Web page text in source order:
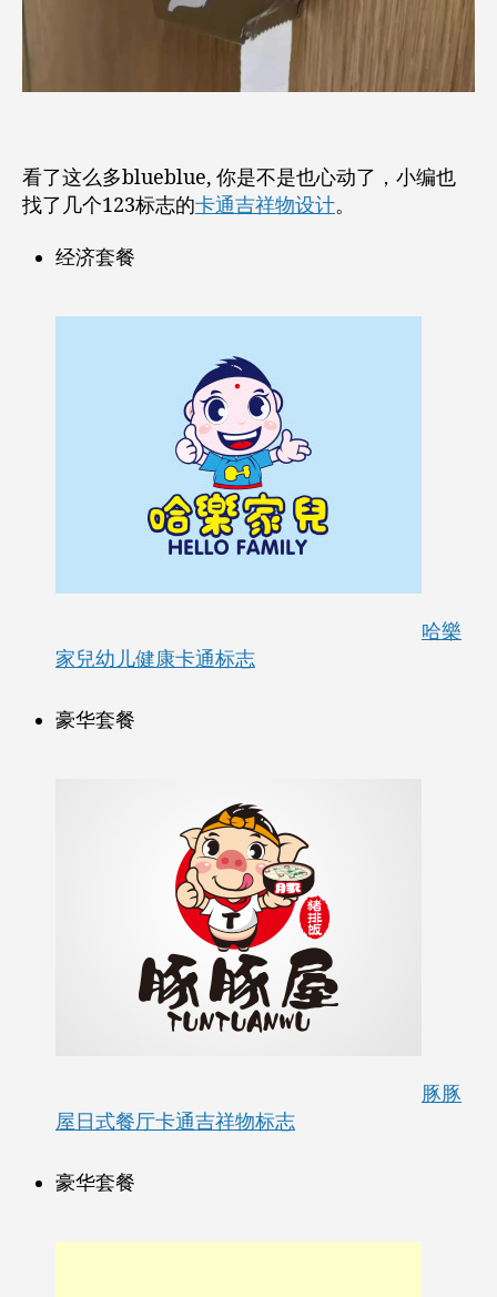
看了这么多blueblue, 你是不是也心动了，小编也
找了几个123标志的卡通吉祥物设计。
经济套餐
哈樂
家兒幼儿健康卡通标志
豪华套餐
豚豚
屋日式餐厅卡通吉祥物标志
豪华套餐